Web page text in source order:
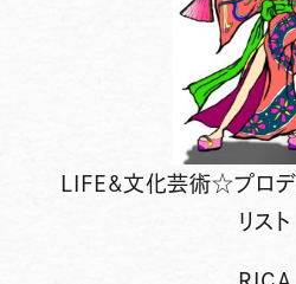
LIFE&文化芸術☆プロ
リスト